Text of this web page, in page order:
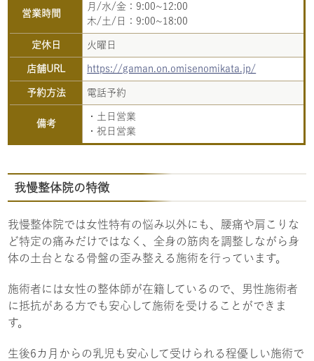
営業時間
月/水/金：9:00~12:00
木/土/日：9:00~18:00
定休日 火曜日
店舗URL https://gaman.on.omisenomikata.jp/
予約方法 電話予約
備考
・土日営業
・祝日営業
我慢整体院の特徴
我慢整体院では女性特有の悩み以外にも、腰痛や肩こりな
ど特定の痛みだけではなく、全身の筋肉を調整しながら身
体の土台となる骨盤の歪み整える施術を行っています。
施術者には女性の整体師が在籍しているので、男性施術者
に抵抗がある方でも安心して施術を受けることができま
す。
生後6カ月からの乳児も安心して受けられる程優しい施術で